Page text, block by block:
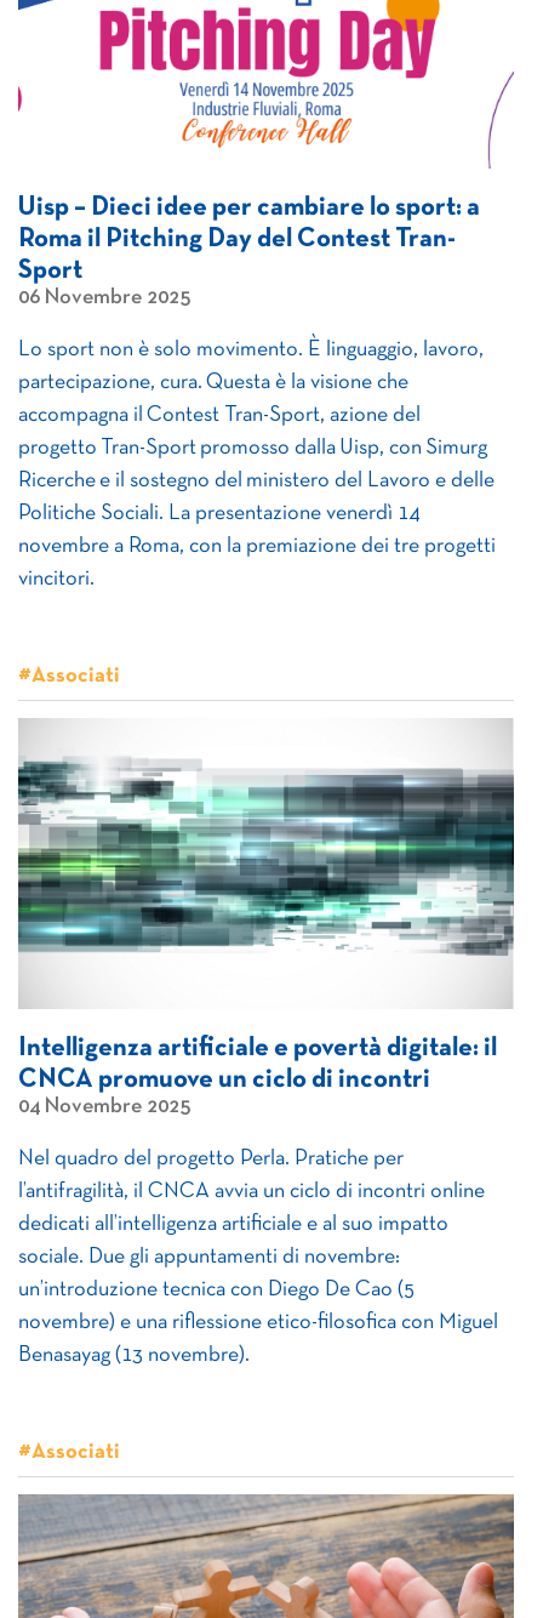
Uisp – Dieci idee per cambiare lo sport: a
Roma il Pitching Day del Contest Tran-
Sport
06 Novembre 2025
Lo sport non è solo movimento. È linguaggio, lavoro,
partecipazione, cura. Questa è la visione che
accompagna il Contest Tran-Sport, azione del
progetto Tran-Sport promosso dalla Uisp, con Simurg
Ricerche e il sostegno del ministero del Lavoro e delle
Politiche Sociali. La presentazione venerdì 14
novembre a Roma, con la premiazione dei tre progetti
vincitori.
#Associati
Intelligenza artificiale e povertà digitale: il
CNCA promuove un ciclo di incontri
04 Novembre 2025
Nel quadro del progetto Perla. Pratiche per
l’antifragilità, il CNCA avvia un ciclo di incontri online
dedicati all’intelligenza artificiale e al suo impatto
sociale. Due gli appuntamenti di novembre:
un’introduzione tecnica con Diego De Cao (5
novembre) e una riflessione etico-filosofica con Miguel
Benasayag (13 novembre).
#Associati